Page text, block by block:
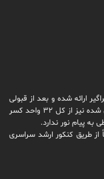
ارائه شده و بعد از قبولی
این دروس، پذیرش ترم دوم شده و واحدهای پاس شده نیز از کل 32 واحد کسر
پیام نور ندارد.
از طریق کنکور ارشد سراسری